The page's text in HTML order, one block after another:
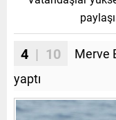
4 | 10
Merve
yaptı